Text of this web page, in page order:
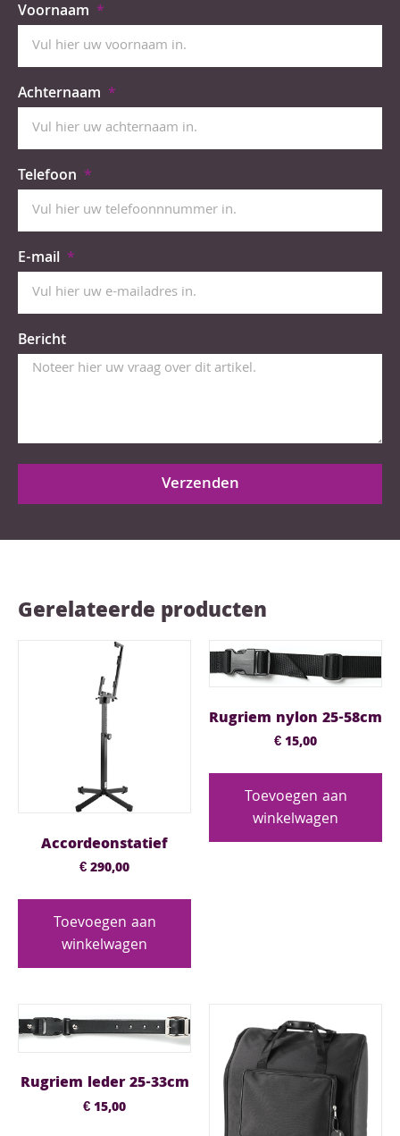
Voornaam
Achternaam
Telefoon
E-mail
Bericht
Verzenden
Gerelateerde producten
Accordeonstatief
€290,00
Toevoegen aan
winkelwagen
Rugriem nylon 25-58cm
€15,00
Toevoegen aan
winkelwagen
Rugriem leder 25-33cm
€15,00